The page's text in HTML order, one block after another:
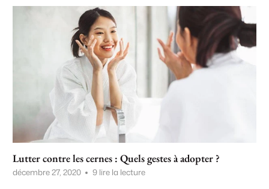
Lutter contre les cernes : Quels gestes à adopter ?
décembre 27, 2020 9 lire la lecture